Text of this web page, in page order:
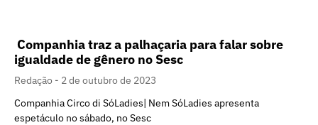
Companhia traz a palhaçaria para falar sobre
igualdade de gênero no Sesc
Redação
2 de outubro de 2023
Companhia Circo di SóLadies| Nem SóLadies apresenta
espetáculo no sábado, no Sesc